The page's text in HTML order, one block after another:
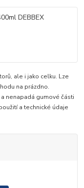
ale i jako celku. Lze
na prázdno.
nenapadá gumové části
a technické údaje